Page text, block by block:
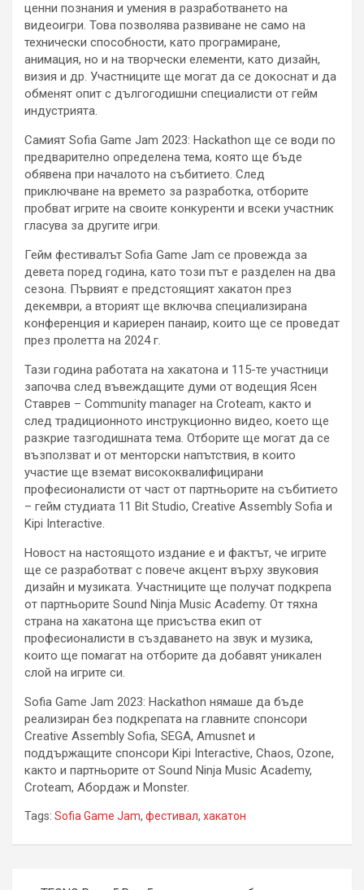
ценни познания и умения в разработването на
видеоигри. Това позволява развиване не само на
технически способности, като програмиране,
анимация, но и на творчески елементи, като дизайн,
визия и др. Участниците ще могат да се докоснат и да
обменят опит с дългогодишни специалисти от гейм
индустрията.
Самият Sofia Game Jam 2023: Hackathon ще се води по
предварително определена тема, която ще бъде
обявена при началото на събитието. След
приключване на времето за разработка, отборите
пробват игрите на своите конкуренти и всеки участник
гласува за другите игри.
Гейм фестивалът Sofia Game Jam се провежда за
девета поред година, като този път е разделен на два
сезона. Първият е предстоящият хакатон през
декември, а вторият ще включва специализирана
конференция и кариерен панаир, които ще се проведат
през пролетта на 2024 г.
Тази година работата на хакатона и 115-те участници
започва след въвеждащите думи от водещия Ясен
Ставрев – Community manager на Croteam, както и
след традиционното инструкционно видео, което ще
разкрие тазгодишната тема. Отборите ще могат да се
възползват и от менторски напътствия, в които
участие ще вземат висококвалифицирани
професионалисти от част от партньорите на събитието
– гейм студиата 11 Bit Studio, Creative Assembly Sofia и
Kipi Interactive.
Новост на настоящото издание е и фактът, че игрите
ще се разработват с повече акцент върху звуковия
дизайн и музиката. Участниците ще получат подкрепа
от партньорите Sound Ninja Music Academy. От тяхна
страна на хакатона ще присъства екип от
професионалисти в създаването на звук и музика,
които ще помагат на отборите да добавят уникален
слой на игрите си.
Sofia Game Jam 2023: Hackathon нямаше да бъде
реализиран без подкрепата на главните спонсори
Creative Assembly Sofia, SEGA, Amusnet и
поддържащите спонсори Kipi Interactive, Chaos, Ozone,
както и партньорите от Sound Ninja Music Academy,
Croteam, Абордаж и Monster.
Tags: Sofia Game Jam, фестивал, хакатон